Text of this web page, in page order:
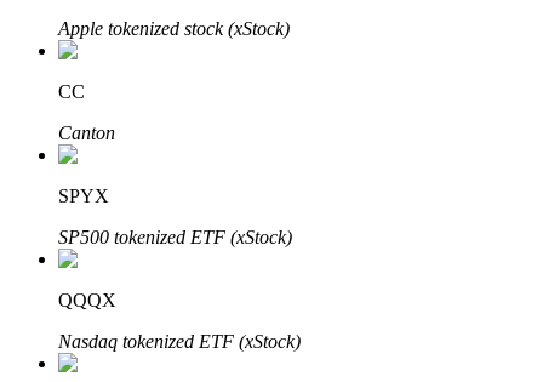
تعلم الستاكينغ
تعرف على كيفية كسب الدخل السلبي
Bitrue
Apple tokenized stock (xStock)
CC
Canton
SPYX
SP500 tokenized ETF (xStock)
QQQX
Nasdaq tokenized ETF (xStock)